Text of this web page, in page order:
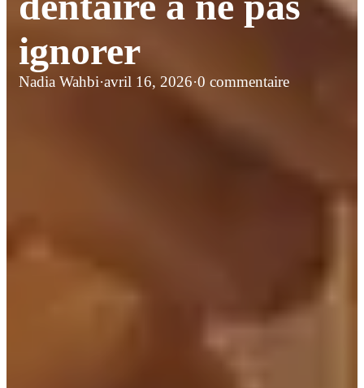
ignorer
Nadia Wahbi·avril 16, 2026·0 commentaire